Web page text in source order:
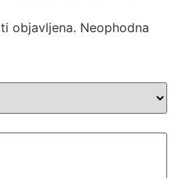
objavljena. Neophodna